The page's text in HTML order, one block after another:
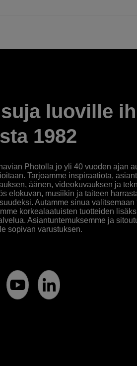
luoville
1982
Photolla jo yli 40 vuoden ajan
Tarjoamme inspiraatiota,
äänen, videokuvauksen ja
elokuvan, musiikin ja taiteen
Autamme sinua
korkealaatuisten tuotteiden
Asiantuntemuksemme ja
sopivan varustuksen.